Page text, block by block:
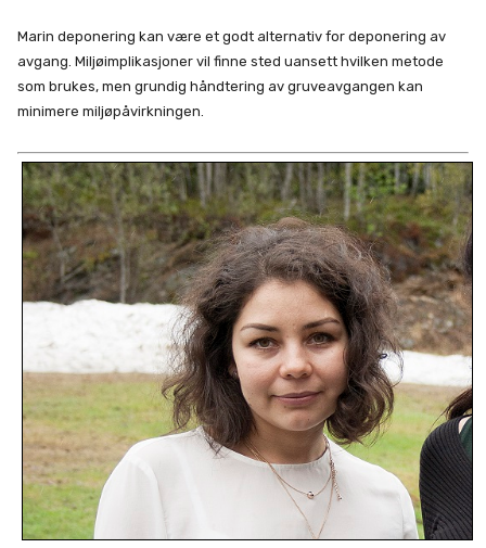
Marin deponering kan være et godt alternativ for deponering av
avgang. Miljøimplikasjoner vil finne sted uansett hvilken metode
som brukes, men grundig håndtering av gruveavgangen kan
minimere miljøpåvirkningen.